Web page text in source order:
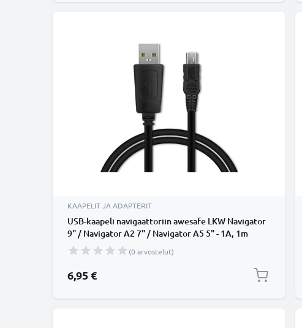
KAAPELIT JA ADAPTERIT
USB-kaapeli navigaattoriin awesafe LKW Navigator
9" / Navigator A2 7" / Navigator A5 5" - 1A, 1m
latausjohto. Musta PVC kaapeli
(0 arvostelut)
6,95 €